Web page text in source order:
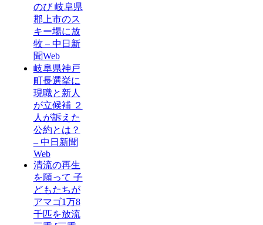
のび 岐阜県
郡上市のス
キー場に放
牧 – 中日新
聞Web
岐阜県神戸
町長選挙に
現職と新人
が立候補 ２
人が訴えた
公約とは？
– 中日新聞
Web
清流の再生
を願って 子
どもたちが
アマゴ1万8
千匹を放流